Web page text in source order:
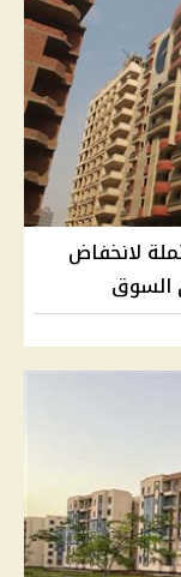
محتملة لانخفاض
السوق